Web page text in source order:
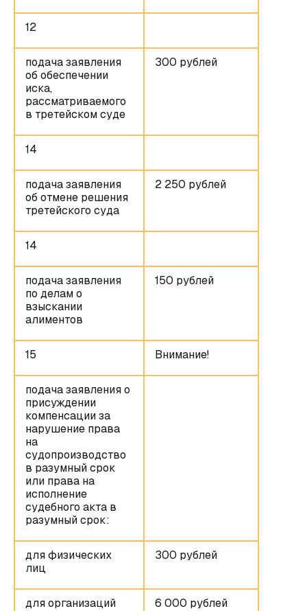
12
подача заявления
об обеспечении
иска,
рассматриваемого
в третейском суде
300 рублей
14
подача заявления
об отмене решения
третейского суда
2 250 рублей
14
подача заявления
по делам о
взыскании
алиментов
150 рублей
15 Внимание!
подача заявления о
присуждении
компенсации за
нарушение права
на
судопроизводство
в разумный срок
или права на
исполнение
судебного акта в
разумный срок:
для физических
лиц
300 рублей
для организаций 6 000 рублей